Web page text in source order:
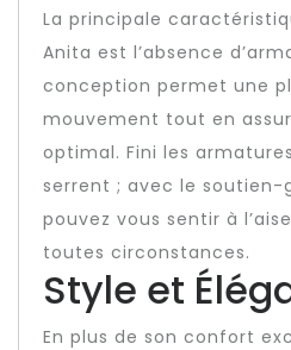
La principale
Anita est l’absence
conception permet une
mouvement tout en
optimal. Fini les
serrent ; avec le soutien-
pouvez vous sentir à
toutes circonstances.
Style et
En plus de son confort